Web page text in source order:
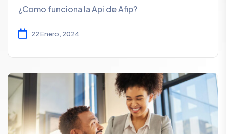
¿Como funciona la Api de Afip?
22 Enero, 2024